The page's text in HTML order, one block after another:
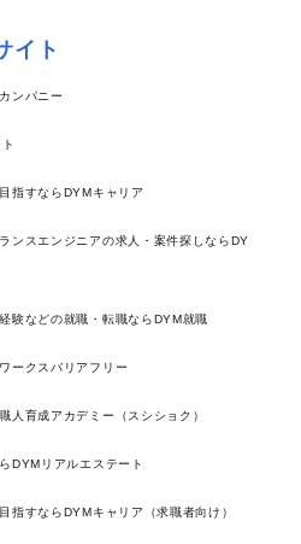
イト
ンパニー
指すならDYMキャリア
ンスエンジニアの求人・案件探しならDY
験などの就職・転職ならDYM就職
ークスバリアフリー
人育成アカデミー（スシショク）
DYMリアルエステート
指すならDYMキャリア（求職者向け）